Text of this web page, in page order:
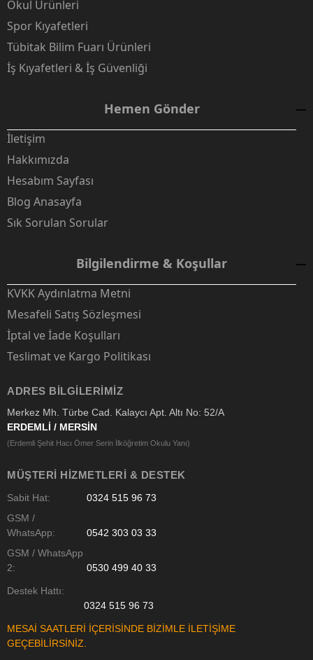
Okul Ürünleri
Spor Kıyafetleri
Tübitak Bilim Fuarı Ürünleri
İş Kıyafetleri & İş Güvenliği
Hemen Gönder
İletişim
Hakkımızda
Hesabım Sayfası
Blog Anasayfa
Sık Sorulan Sorular
Bilgilendirme & Koşullar
KVKK Aydınlatma Metni
Mesafeli Satış Sözleşmesi
İptal ve İade Koşulları
Teslimat ve Kargo Politikası
ADRES BILGILERIMIZ
Merkez Mh. Türbe Cad. Kalaycı Apt. Altı No: 52/A
ERDEMLİ / MERSİN
(Erdemli Şehit Hacı Ömer Serin İlköğretim Okulu Yanı)
MÜŞTERI HIZMETLERI & DESTEK
Sabit Hat:
0324 515 96 73
GSM /
WhatsApp:
0542 303 03 33
GSM / WhatsApp
2:
0530 499 40 33
Destek Hattı:
0324 515 96 73
MESAİ SAATLERİ İÇERİSİNDE BİZİMLE İLETİŞİME
GEÇEBİLİRSİNİZ.